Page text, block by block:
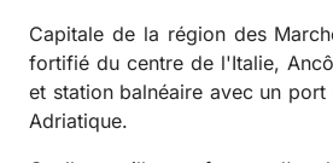
Capitale de la région des
fortifié du centre de l'Italie,
et station balnéaire avec un
Adriatique.